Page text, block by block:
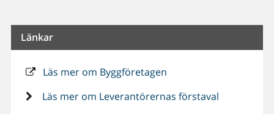
Länkar
Läs mer om Byggföretagen
Läs mer om Leverantörernas förstaval